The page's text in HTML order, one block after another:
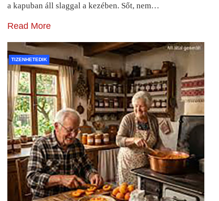
a kapuban áll slaggal a kezében. Sőt, nem…
Read More
TIZENHETEDIK